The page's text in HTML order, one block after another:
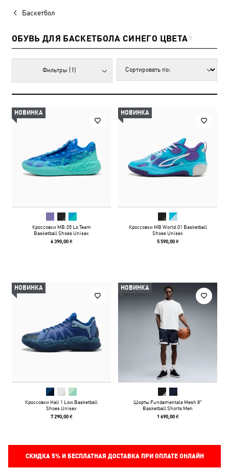
Баскетбол
ОБУВЬ ДЛЯ БАСКЕТБОЛА СИНЕГО ЦВЕТА 8
Фильтры (1)
НОВИНКА
Кроссовки MB.05 Lo Team
Basketball Shoes Unisex
6 390,00 ₴
НОВИНКА
Кроссовки MB World.01 Basketball
Shoes Unisex
5 590,00 ₴
НОВИНКА
Кроссовки Hali 1 Low Basketball
Shoes Unisex
7 290,00 ₴
НОВИНКА
Шорты Fundamentals Mesh 8"
Basketball Shorts Men
1 690,00 ₴
СКИДКА 5%И БЕСПЛАТНАЯ ДОСТАВКА ПРИ ОПЛАТЕ ОНЛАЙН